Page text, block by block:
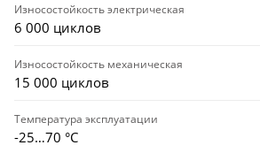
Износостойкость электрическая
6 000 циклов
Износостойкость механическая
15 000 циклов
Температура эксплуатации
-25…70 °C